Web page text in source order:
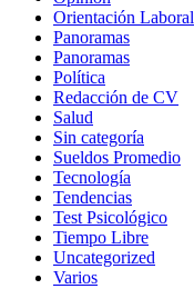
Orientación Laboral
Panoramas
Panoramas
Política
Redacción de CV
Salud
Sin categoría
Sueldos Promedio
Tecnología
Tendencias
Test Psicológico
Tiempo Libre
Uncategorized
Varios